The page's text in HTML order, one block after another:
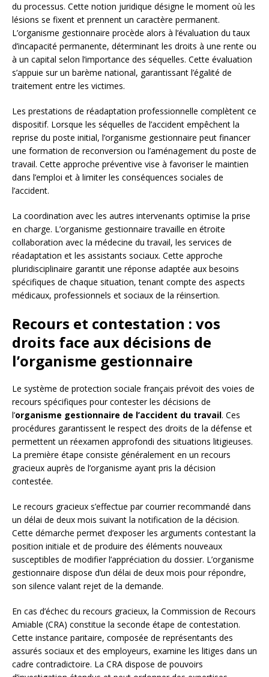
du processus. Cette notion juridique désigne le moment où les
lésions se fixent et prennent un caractère permanent.
L’organisme gestionnaire procède alors à l’évaluation du taux
d’incapacité permanente, déterminant les droits à une rente ou
à un capital selon l’importance des séquelles. Cette évaluation
s’appuie sur un barème national, garantissant l’égalité de
traitement entre les victimes.
Les prestations de réadaptation professionnelle complètent ce
dispositif. Lorsque les séquelles de l’accident empêchent la
reprise du poste initial, l’organisme gestionnaire peut financer
une formation de reconversion ou l’aménagement du poste de
travail. Cette approche préventive vise à favoriser le maintien
dans l’emploi et à limiter les conséquences sociales de
l’accident.
La coordination avec les autres intervenants optimise la prise
en charge. L’organisme gestionnaire travaille en étroite
collaboration avec la médecine du travail, les services de
réadaptation et les assistants sociaux. Cette approche
pluridisciplinaire garantit une réponse adaptée aux besoins
spécifiques de chaque situation, tenant compte des aspects
médicaux, professionnels et sociaux de la réinsertion.
Recours et contestation : vos
droits face aux décisions de
l’organisme gestionnaire
Le système de protection sociale français prévoit des voies de
recours spécifiques pour contester les décisions de
l’organisme gestionnaire de l’accident du travail. Ces
procédures garantissent le respect des droits de la défense et
permettent un réexamen approfondi des situations litigieuses.
La première étape consiste généralement en un recours
gracieux auprès de l’organisme ayant pris la décision
contestée.
Le recours gracieux s’effectue par courrier recommandé dans
un délai de deux mois suivant la notification de la décision.
Cette démarche permet d’exposer les arguments contestant la
position initiale et de produire des éléments nouveaux
susceptibles de modifier l’appréciation du dossier. L’organisme
gestionnaire dispose d’un délai de deux mois pour répondre,
son silence valant rejet de la demande.
En cas d’échec du recours gracieux, la Commission de Recours
Amiable (CRA) constitue la seconde étape de contestation.
Cette instance paritaire, composée de représentants des
assurés sociaux et des employeurs, examine les litiges dans un
cadre contradictoire. La CRA dispose de pouvoirs